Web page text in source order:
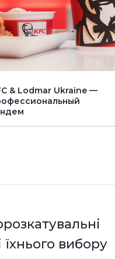
& Lodmar Ukraine —
вибору